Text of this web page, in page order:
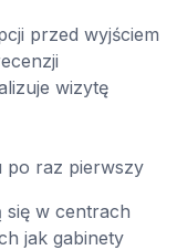
przed wyjściem
wizytę
po raz pierwszy
się w centrach
jak gabinety